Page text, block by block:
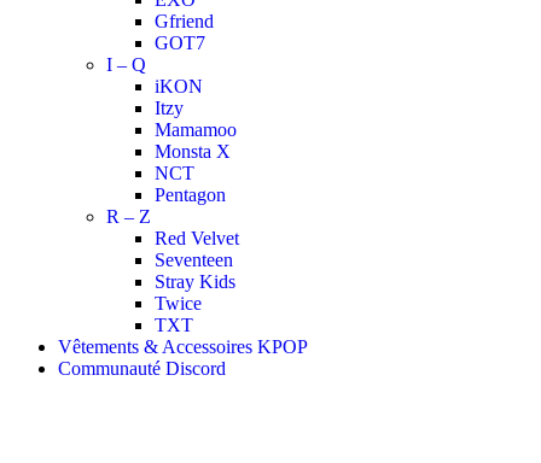
Gfriend
GOT7
I – Q
iKON
Itzy
Mamamoo
Monsta X
NCT
Pentagon
R – Z
Red Velvet
Seventeen
Stray Kids
Twice
TXT
Vêtements & Accessoires KPOP
Communauté Discord